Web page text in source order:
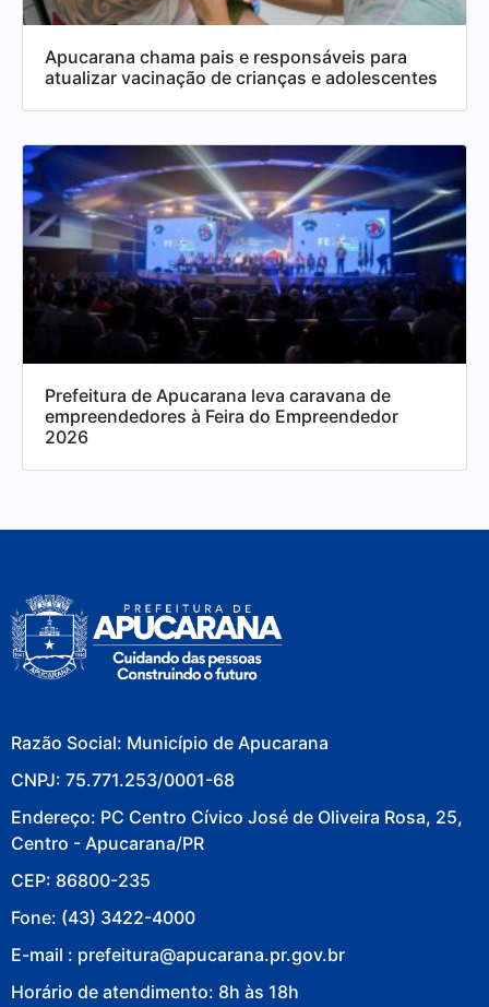
Apucarana chama pais e responsáveis para
atualizar vacinação de crianças e adolescentes
Prefeitura de Apucarana leva caravana de
empreendedores à Feira do Empreendedor
2026
Razão Social: Município de Apucarana
CNPJ: 75.771.253/0001-68
Endereço: PC Centro Cívico José de Oliveira Rosa, 25,
Centro - Apucarana/PR
CEP: 86800-235
Fone: (43) 3422-4000
E-mail : prefeitura@apucarana.pr.gov.br
Horário de atendimento: 8h às 18h